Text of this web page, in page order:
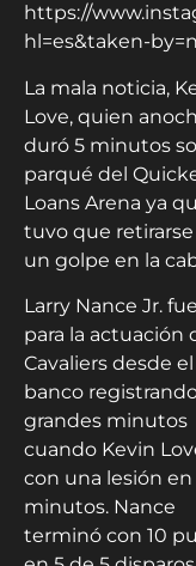
https://
hl=es&taken-
La mala noticia,
Love, quien
duró 5 minutos
parqué del
Loans Arena ya
tuvo que
un golpe en la
Larry Nance Jr.
para la actuación
Cavaliers desde el
banco
grandes minutos
cuando Kevin
con una lesión
minutos. Nance
terminó con 10